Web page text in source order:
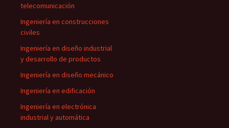
telecomunicación
Ingeniería en construcciones
civiles
Ingeniería en diseño industrial
y desarrollo de productos
Ingeniería en diseño mecánico
Ingeniería en edificación
Ingeniería en electrónica
industrial y automática